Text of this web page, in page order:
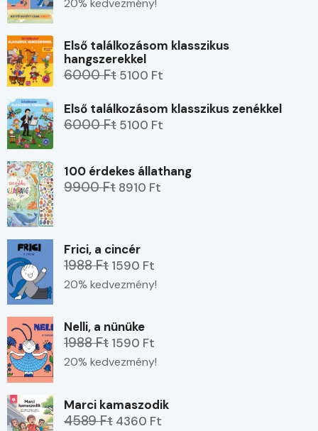
Első találkozásom klasszikus
hangszerekkel
6000 Ft 5100 Ft
Első találkozásom klasszikus zenékkel
6000 Ft 5100 Ft
100 érdekes állathang
9900 Ft 8910 Ft
Frici, a cincér
1988 Ft 1590 Ft
20% kedvezmény!
Nelli, a nünüke
1988 Ft 1590 Ft
20% kedvezmény!
Marci kamaszodik
4589 Ft 4360 Ft